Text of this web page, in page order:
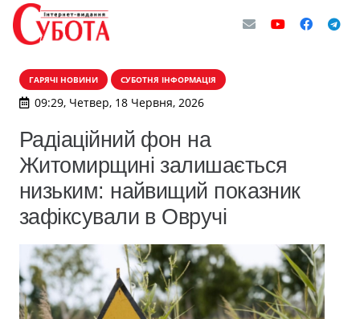
ГАРЯЧІ НОВИНИ СУБОТНЯ ІНФОРМАЦІЯ
09:29, Четвер, 18 Червня, 2026
Радіаційний фон на
Житомирщині залишається
низьким: найвищий показник
зафіксували в Овручі